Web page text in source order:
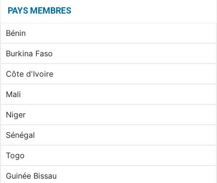
PAYS MEMBRES
Bénin
Burkina Faso
Côte d'Ivoire
Mali
Niger
Sénégal
Togo
Guinée Bissau